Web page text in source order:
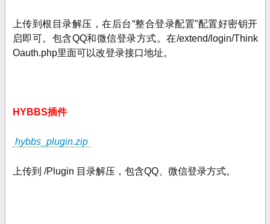
上传到根目录解压，在后台“整合登录配置”配置好密钥开
启即可。包含QQ和微信登录方式。在/extend/login/Think
Oauth.php里面可以改登录接口地址。
HYBBS插件
hybbs_plugin.zip
上传到 /Plugin 目录解压，包含QQ、微信登录方式。